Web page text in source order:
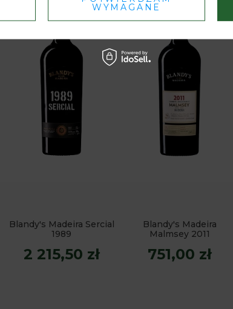
Blandy's Madeira Sercial
1989
2 215,50 zł
Blandy's Madeira
Malmsey 2011
751,00 zł
WYMAGANE